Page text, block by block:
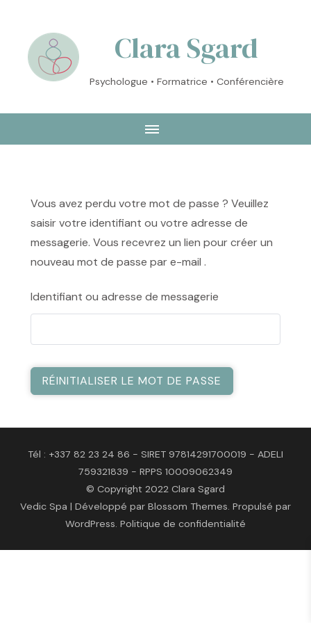
Clara Sgard
Psychologue • Formatrice • Conférencière
Vous avez perdu votre mot de passe ? Veuillez
saisir votre identifiant ou votre adresse de
messagerie. Vous recevrez un lien pour créer un
nouveau mot de passe par e-mail .
Identifiant ou adresse de messagerie
RÉINITIALISER LE MOT DE PASSE
Tél : +337 82 23 24 86 - SIRET 97814291700019 - ADELI
759321839 - RPPS 10009062349
© Copyright 2022 Clara Sgard
Vedic Spa | Développé par Blossom Themes. Propulsé par
WordPress. Politique de confidentialité